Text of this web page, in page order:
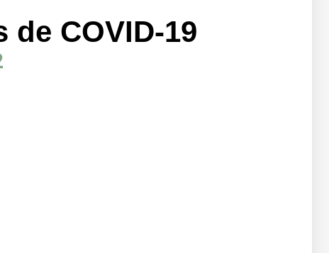
COVID-19